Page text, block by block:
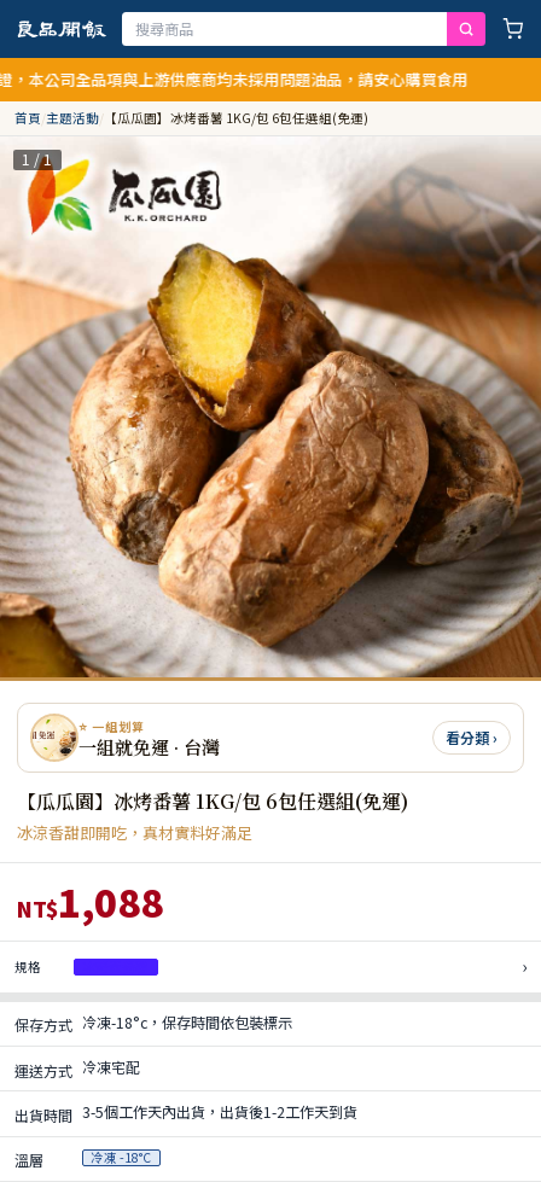
司全品項與上游供應商均未採用問題油品，請安心購買食用
首頁/主題活動/ 【瓜瓜園】冰烤番薯 1KG/包 6包任選組(免運)
1 / 1
⭐ 一組划算
一組就免運 · 台灣 看分類 ›
【瓜瓜園】冰烤番薯 1KG/包 6包任選組(免運)
冰涼香甜即開吃，真材實料好滿足
NT$1,088
規格 ›
保存方式 冷凍-18°c，保存時間依包裝標示
運送方式 冷凍宅配
出貨時間 3-5個工作天內出貨，出貨後1-2工作天到貨
溫層 冷凍 -18°C